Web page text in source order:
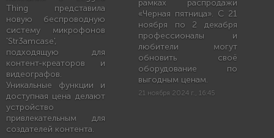
Thing представила
новую беспроводную
систему микрофонов
'Str3amcase',
подходящую для
контент-креаторов и
видеографов.
Уникальные функции и
доступная цена делают
устройство
привлекательным для
создателей контента.
рамках распродажи
«Черная пятница». С 21
ноября по 2 декабря
профессионалы и
любители могут
обновить своё
оборудование по
выгодным ценам.
21 ноября 2024 г., 16:45